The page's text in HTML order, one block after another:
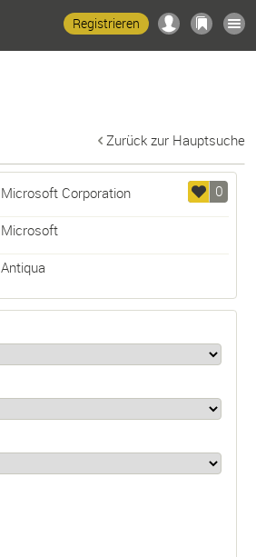
Registrieren
Zurück zur Hauptsuche
0
Microsoft Corporation
Microsoft
Antiqua